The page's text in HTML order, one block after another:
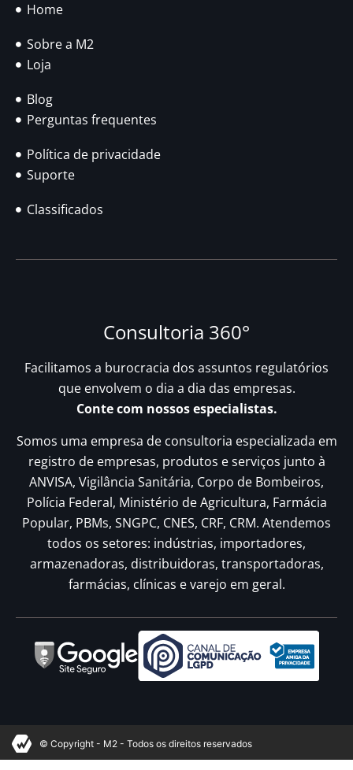
Home
Sobre a M2
Loja
Blog
Perguntas frequentes
Política de privacidade
Suporte
Classificados
Consultoria 360°
Facilitamos a burocracia dos assuntos regulatórios
que envolvem o dia a dia das empresas.
Conte com nossos especialistas.
Somos uma empresa de consultoria especializada em
registro de empresas, produtos e serviços junto à
ANVISA, Vigilância Sanitária, Corpo de Bombeiros,
Polícia Federal, Ministério de Agricultura, Farmácia
Popular, PBMs, SNGPC, CNES, CRF, CRM. Atendemos
todos os setores: indústrias, importadores,
armazenadoras, distribuidoras, transportadoras,
farmácias, clínicas e varejo em geral.
© Copyright - M2 - Todos os direitos reservados